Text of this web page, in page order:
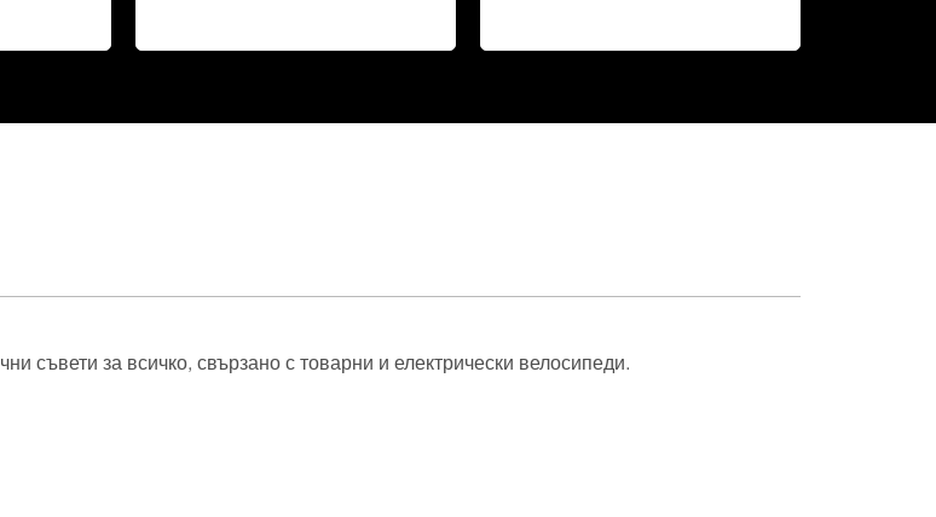
съвети за всичко, свързано с товарни и електрически велосипеди.